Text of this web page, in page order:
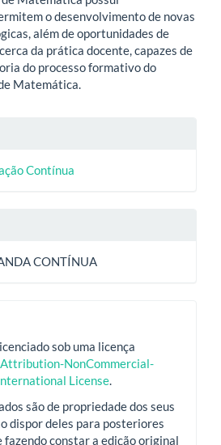
o desenvolvimento de novas
além de oportunidades de
da prática docente, capazes de
do processo formativo do
Matemática.
Contínua
CONTÍNUA
sob uma licença
NonCommercial-
License.
são de propriedade dos seus
dispor deles para posteriores
fazendo constar a edição original